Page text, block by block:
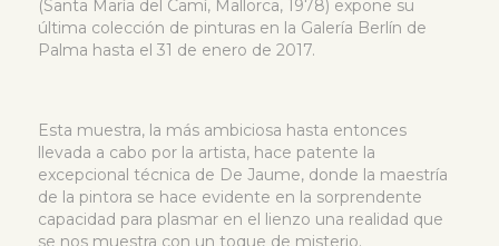
(Santa María del Camí, Mallorca, 1978) expone su
última colección de pinturas en la Galería Berlín de
Palma hasta el 31 de enero de 2017.
Esta muestra, la más ambiciosa hasta entonces
llevada a cabo por la artista, hace patente la
excepcional técnica de De Jaume, donde la maestría
de la pintora se hace evidente en la sorprendente
capacidad para plasmar en el lienzo una realidad que
se nos muestra con un toque de misterio.